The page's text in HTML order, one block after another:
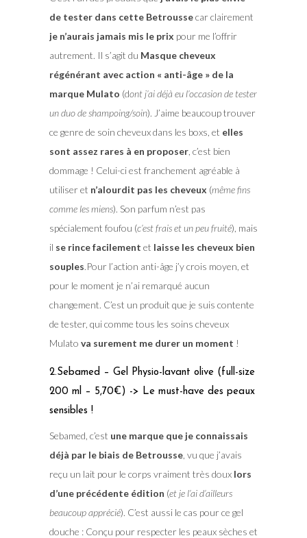
de tester dans cette Betroussecar clairement
je n’aurais jamais mis le prix pour me l’offrir
autrement. Il s’agit du Masque cheveux
régénérant avec action « anti-âge » de la
marque Mulato (dont j’ai déjà eu l’occasion de tester
un duo de shampoing/soin). J’aime beaucoup trouver
ce genre de soin cheveux dans les boxs, et elles
sont assez rares à en proposer, c’est bien
dommage ! Celui-ci est franchement agréable à
utiliser et n’alourdit pas les cheveux (même fins
comme les miens). Son parfum n’est pas
spécialement foufou (c’est frais et un peu fruité), mais
il se rince facilement et laisse les cheveux bien
souples.Pour l’action anti-âge j’y crois moyen, et
pour le moment je n’ai remarqué aucun
changement. C’est un produit que je suis contente
de tester, qui comme tous les soins cheveux
Mulato va surement me durer un moment !
2.Sebamed – Gel Physio-lavant olive (full-size
200 ml – 5,70€) -> Le must-have des peaux
sensibles !
Sebamed, c’est une marque que je connaissais
déjà par le biais de Betrousse, vu que j’avais
reçu un lait pour le corps vraiment très doux lors
d’une précédente édition (et je l’ai d’ailleurs
beaucoup apprécié). C’est aussi le cas pour ce gel
douche : Conçu pour respecter les peaux sèches et